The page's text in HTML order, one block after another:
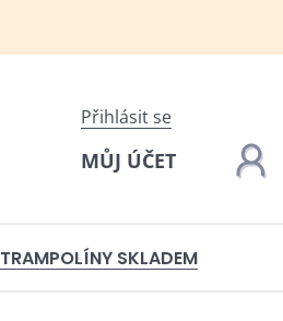
Přihlásit se
MŮJ ÚČET
TRAMPOLÍNY SKLADEM